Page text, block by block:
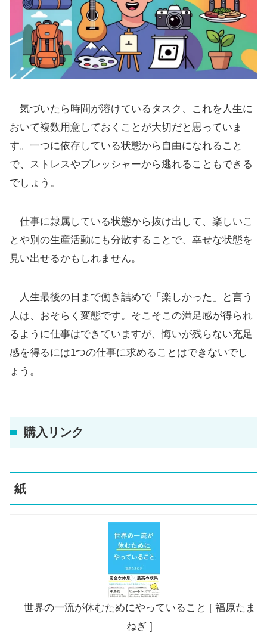
気づいたら時間が溶けているタスク、これを人生に
おいて複数用意しておくことが大切だと思っていま
す。一つに依存している状態から自由になれること
で、ストレスやプレッシャーから逃れることもできる
でしょう。
仕事に隷属している状態から抜け出して、楽しいこ
とや別の生産活動にも分散することで、幸せな状態を
見い出せるかもしれません。
人生最後の日まで働き詰めで「楽しかった」と言う
人は、おそらく変態です。そこそこの満足感が得られ
るように仕事はできていますが、悔いが残らない充足
感を得るには1つの仕事に求めることはできないでし
ょう。
購入リンク
紙
世界の一流が休むためにやっていること [ 福原たま
ねぎ ]